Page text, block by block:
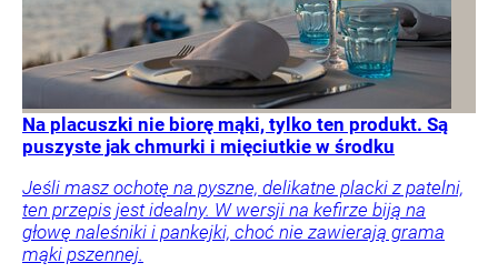
Na placuszki nie biorę mąki, tylko ten produkt. Są
puszyste jak chmurki i mięciutkie w środku
Jeśli masz ochotę na pyszne, delikatne placki z patelni,
ten przepis jest idealny. W wersji na kefirze biją na
głowę naleśniki i pankejki, choć nie zawierają grama
mąki pszennej.